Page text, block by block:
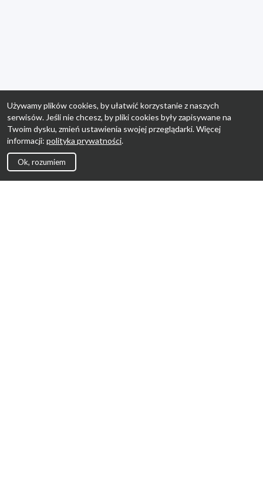
Używamy plików cookies, by ułatwić korzystanie z naszych
serwisów. Jeśli nie chcesz, by pliki cookies były zapisywane na
Twoim dysku, zmień ustawienia swojej przeglądarki. Więcej
informacji: polityka prywatności.
Ok, rozumiem